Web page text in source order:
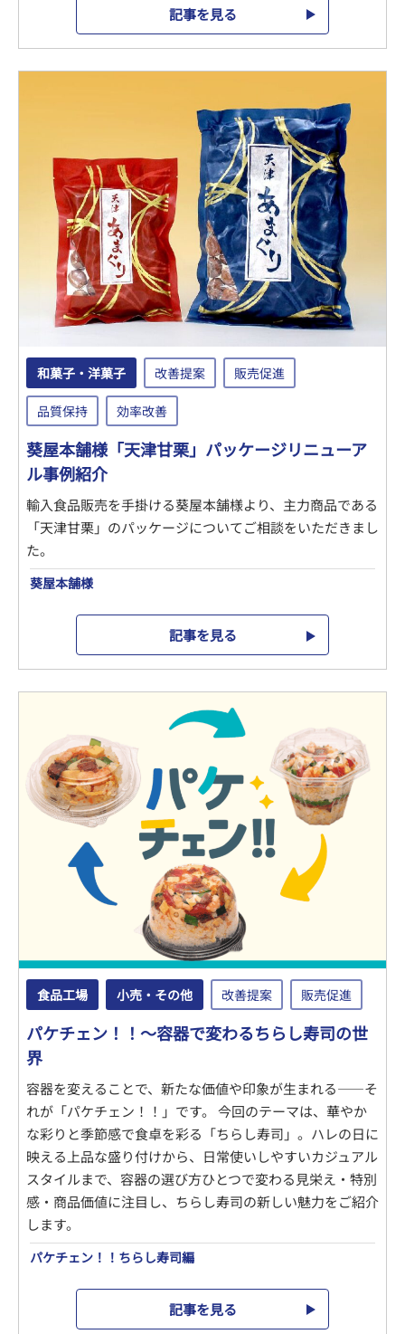
記事を見る
和菓子・洋菓子 改善提案 販売促進
品質保持 効率改善
葵屋本舗様「天津甘栗」パッケージリニューア
ル事例紹介
輸入食品販売を手掛ける葵屋本舗様より、主力商品である
「天津甘栗」のパッケージについてご相談をいただきまし
た。
葵屋本舗様
記事を見る
食品工場 小売・その他 改善提案 販売促進
パケチェン！！～容器で変わるちらし寿司の世
界
容器を変えることで、新たな価値や印象が生まれる――そ
れが「パケチェン！！」です。 今回のテーマは、華やか
な彩りと季節感で食卓を彩る「ちらし寿司」。ハレの日に
映える上品な盛り付けから、日常使いしやすいカジュアル
スタイルまで、容器の選び方ひとつで変わる見栄え・特別
感・商品価値に注目し、ちらし寿司の新しい魅力をご紹介
します。
パケチェン！！ちらし寿司編
記事を見る